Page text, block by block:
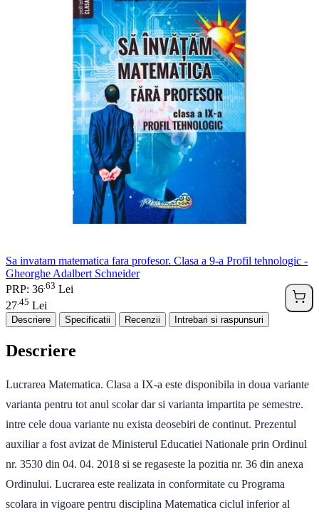
Sa invatam matematica fara profesor. Clasa a 9-a Profil tehnologic -
Gheorghe Adalbert Schneider
PRP: 36 63 Lei
27 45 Lei
Descriere Specificatii Recenzii Intrebari si raspunsuri
Descriere
Lucrarea Matematica. Clasa a IX-a este disponibila in doua variante
varianta pentru tot anul scolar dar si varianta impartita pe semestre.
intre cele doua variante nu exista deosebiri de continut. Prezentul
auxiliar a fost avizat de Ministerul Educatiei Nationale prin Ordinul
nr. 3530 din 04. 04. 2018 si se regaseste la pozitia nr. 36 din anexa
Ordinului. Lucrarea este realizata in conformitate cu Programa
scolara in vigoare pentru disciplina Matematica ciclul inferior al